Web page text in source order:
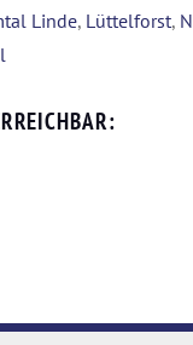
Linde, Lüttelforst,